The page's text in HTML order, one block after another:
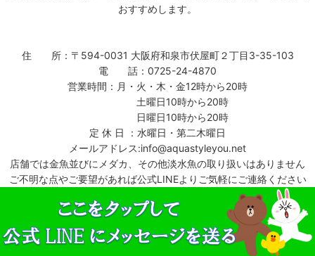
おすすめします。
住 所：〒594-0031 大阪府和泉市伏屋町２丁目3-35-103
電 話：0725-24-4870
営業時間：月・火・木・金12時から20時
土曜日10時から20時
日曜日10時から20時
定 休 日 ：水曜日・第二木曜日
メールアドレス:info@aquastyleyou.net
店舗では金魚並びにメダカ、その他淡水魚の取り扱いはありません
ご不明な点やご要望があれば公式LINEよりご気軽にご連絡ください